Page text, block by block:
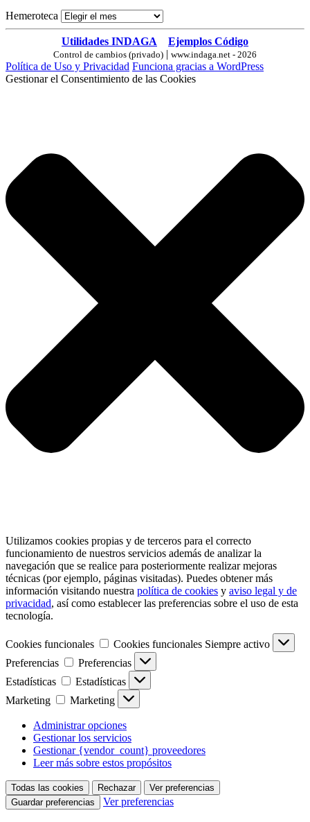
Hemeroteca
Utilidades INDAGA Ejemplos Código
Control de cambios (privado) | www.indaga.net - 2026
Política de Uso y Privacidad Funciona gracias a WordPress
Gestionar el Consentimiento de las Cookies
Utilizamos cookies propias y de terceros para el correcto
funcionamiento de nuestros servicios además de analizar la
navegación que se realice para posteriormente realizar mejoras
técnicas (por ejemplo, páginas visitadas). Puedes obtener más
información visitando nuestra política de cookies y aviso legal y de
privacidad, así como establecer las preferencias sobre el uso de esta
tecnología.
Cookies funcionales Cookies funcionales Siempre activo
Preferencias
Preferencias
Estadísticas
Estadísticas
Marketing
Marketing
Administrar opciones
Gestionar los servicios
Gestionar {vendor_count} proveedores
Leer más sobre estos propósitos
Todas las cookies Rechazar
Ver preferencias
Guardar preferencias
Ver preferencias